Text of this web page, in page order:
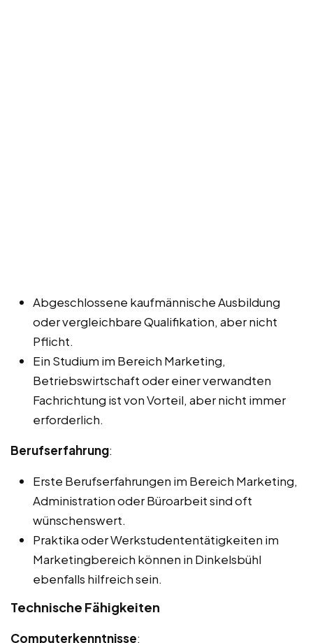
Abgeschlossene kaufmännische Ausbildung
oder vergleichbare Qualifikation, aber nicht
Pflicht.
Ein Studium im Bereich Marketing,
Betriebswirtschaft oder einer verwandten
Fachrichtung ist von Vorteil, aber nicht immer
erforderlich.
Berufserfahrung:
Erste Berufserfahrungen im Bereich Marketing,
Administration oder Büroarbeit sind oft
wünschenswert.
Praktika oder Werkstudententätigkeiten im
Marketingbereich können in Dinkelsbühl
ebenfalls hilfreich sein.
Technische Fähigkeiten
Computerkenntnisse: